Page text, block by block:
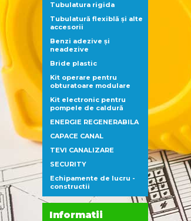
Tubulatura rigida
Tubulatură flexiblă şi alte
accesorii
Benzi adezive şi
neadezive
Bride plastic
Kit operare pentru
obturatoare modulare
Kit electronic pentru
pompele de caldură
ENERGIE REGENERABILA
CAPACE CANAL
TEVI CANALIZARE
SECURITY
Echipamente de lucru -
constructii
Informatii